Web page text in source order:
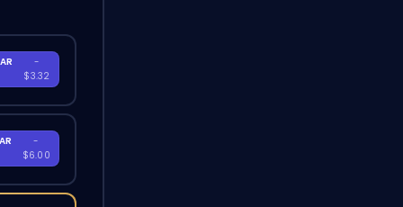
-
$3.32
-
$6.00